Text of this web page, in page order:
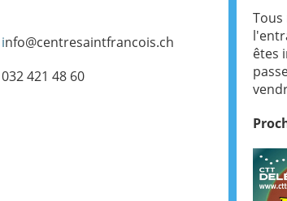
info@centresaintfrancois.ch
032 421 48 60
Tous
êtes